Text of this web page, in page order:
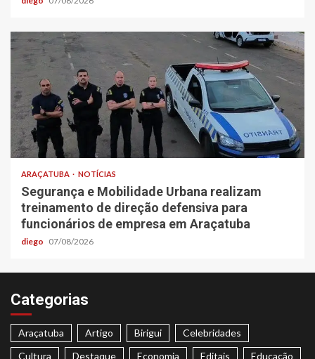
ARAÇATUBA NOTÍCIAS
Segurança e Mobilidade Urbana realizam
treinamento de direção defensiva para
funcionários de empresa em Araçatuba
diego 07/08/2026
Categorias
Araçatuba Artigo Birigui
Celebridades
Cultura
Destaque Economia Editais
Educação